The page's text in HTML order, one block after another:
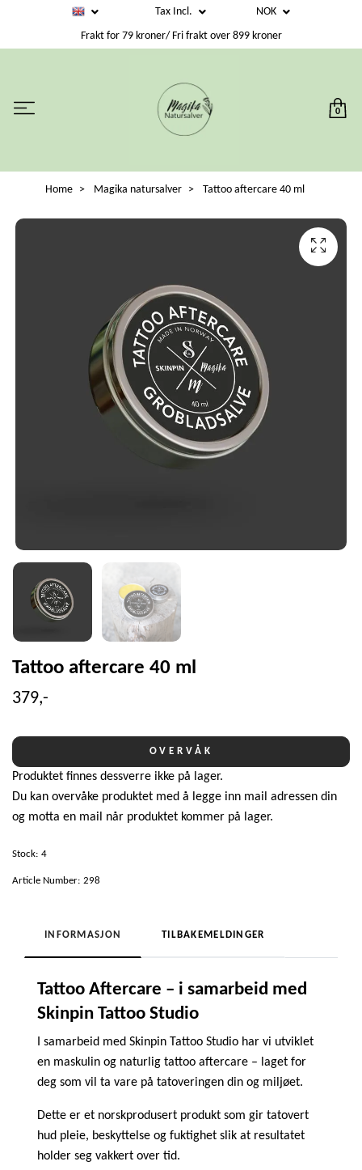
Tax Incl.
NOK
Frakt for 79 kroner/ Fri frakt over 899 kroner
0
Home Magika natursalver Tattoo aftercare 40 ml
Tattoo aftercare 40 ml
379,-
OVERVÅK
Produktet finnes dessverre ikke på lager.
Du kan overvåke produktet med å legge inn mail adressen din
og motta en mail når produktet kommer på lager.
Stock: 4
Article Number: 298
INFORMASJON TILBAKEMELDINGER
Tattoo Aftercare – i samarbeid med
Skinpin Tattoo Studio
I samarbeid med Skinpin Tattoo Studio har vi utviklet
en maskulin og naturlig tattoo aftercare – laget for
deg som vil ta vare på tatoveringen din og miljøet.
Dette er et norskprodusert produkt som gir tatovert
hud pleie, beskyttelse og fuktighet slik at resultatet
holder seg vakkert over tid.